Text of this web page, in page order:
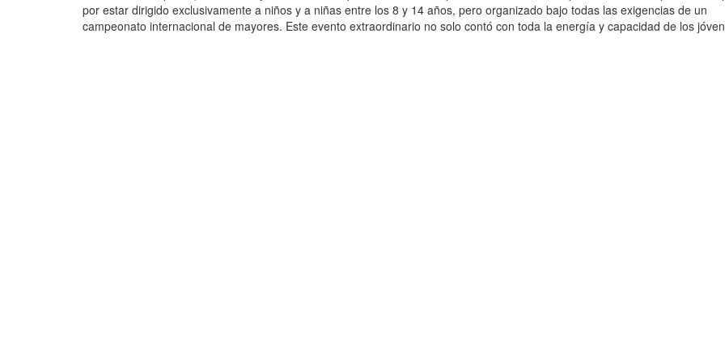
por estar dirigido exclusivamente a niños y a niñas entre los 8 y 14 años, pero organizado bajo todas las exigencias de un
campeonato internacional de mayores. Este evento extraordinario no solo contó con toda la energía y capacidad de los